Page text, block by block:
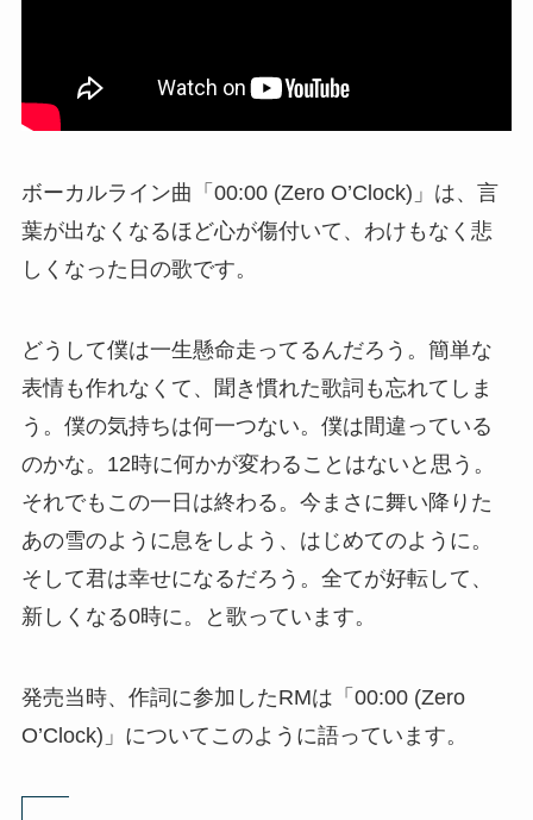
ボーカルライン曲「00:00 (Zero O’Clock)」は、言
葉が出なくなるほど心が傷付いて、わけもなく悲
しくなった日の歌です。
どうして僕は一生懸命走ってるんだろう。簡単な
表情も作れなくて、聞き慣れた歌詞も忘れてしま
う。僕の気持ちは何一つない。僕は間違っている
のかな。12時に何かが変わることはないと思う。
それでもこの一日は終わる。今まさに舞い降りた
あの雪のように息をしよう、はじめてのように。
そして君は幸せになるだろう。全てが好転して、
新しくなる0時に。と歌っています。
発売当時、作詞に参加したRMは「00:00 (Zero
O’Clock)」についてこのように語っています。